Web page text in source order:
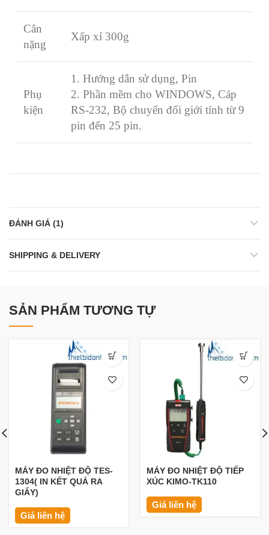
Cân
nặng
Xấp xỉ 300g
Phụ
kiện
1. Hướng dẫn sử dụng, Pin
2. Phần mềm cho WINDOWS, Cáp
RS-232, Bộ chuyển đổi giới tính từ 9
pin đến 25 pin.
ĐÁNH GIÁ (1)
SHIPPING & DELIVERY
SẢN PHẨM TƯƠNG TỰ
MÁY ĐO NHIỆT ĐỘ TES-
1304( IN KẾT QUẢ RA
GIẤY)
Giá liên hệ
MÁY ĐO NHIỆT ĐỘ TIẾP
XÚC KIMO-TK110
Giá liên hệ